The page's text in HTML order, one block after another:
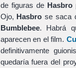
de figuras de Hasbro
Ojo, Hasbro se saca
Bumblebee. Habrá
aparecen en el film.
definitivamente
quedaría fuera del